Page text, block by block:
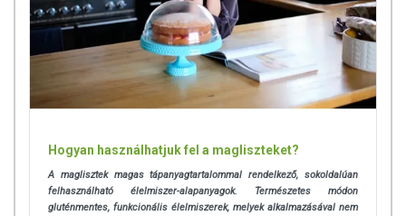
Származási hely:EU
Hogyan használhatjuk fel a magliszteket?
A maglisztek magas tápanyagtartalommal rendelkező, sokoldalúan
felhasználható élelmiszer-alapanyagok. Természetes módon
gluténmentes, funkcionális élelmiszerek, melyek alkalmazásával nem